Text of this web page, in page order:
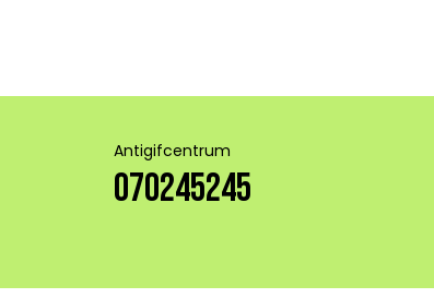
Antigifcentrum
070245245